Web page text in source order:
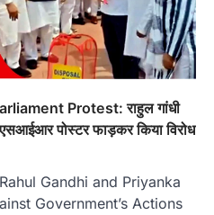
Protest: राहुल गांधी
पोस्टर फाड़कर किया विरोध
Gandhi and Priyanka
Government’s Actions